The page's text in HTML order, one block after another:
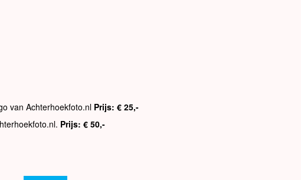
van Achterhoekfoto.nl Prijs: € 25,-
Prijs: € 50,-